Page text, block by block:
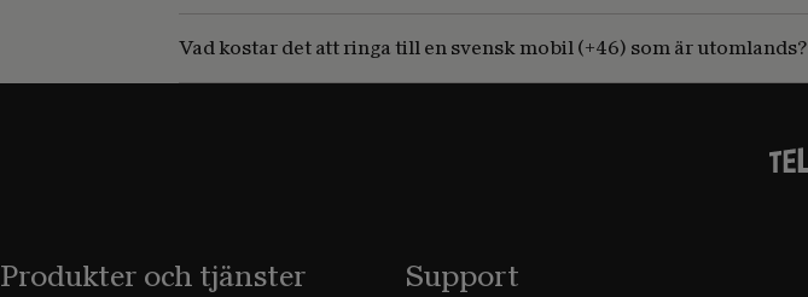
Vad kostar det att ringa till en svensk mobil (+46) som är utomlands?
Produkter och tjänster Support